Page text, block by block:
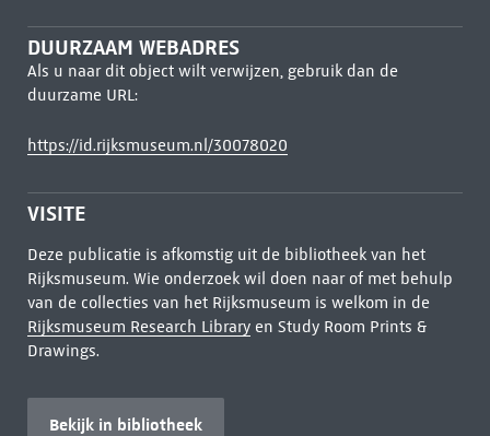
DUURZAAM WEBADRES
Als u naar dit object wilt verwijzen, gebruik dan de
duurzame URL:
https://id.rijksmuseum.nl/30078020
VISITE
Deze publicatie is afkomstig uit de bibliotheek van het
Rijksmuseum. Wie onderzoek wil doen naar of met behulp
van de collecties van het Rijksmuseum is welkom in de
Rijksmuseum Research Libraryen Study Room Prints &
Drawings.
Bekijk in bibliotheek